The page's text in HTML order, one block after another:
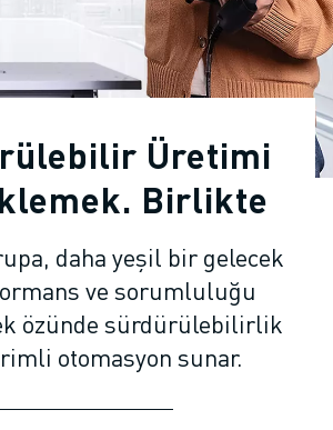
ÜRÜNLERI
Üretimi
Birlikte
daha yeşil bir gelecek
ve sorumluluğu
özünde sürdürülebilirlik
otomasyon sunar.